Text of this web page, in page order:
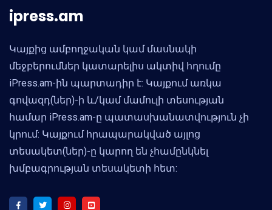
ipress.am
Կայքից ամբողջական կամ մասնակի
մեջբերումներ կատարելիս ակտիվ հղումը
iPress.am-ին պարտադիր է: Կայքում առկա
գովազդ(ներ)-ի և/կամ մամուլի տեսության
համար iPress.am-ը պատասխանատվություն չի
կրում: Կայքում հրապարակված այլոց
տեսակետ(ներ)-ը կարող են չհամընկնել
խմբագրության տեսակետի հետ: